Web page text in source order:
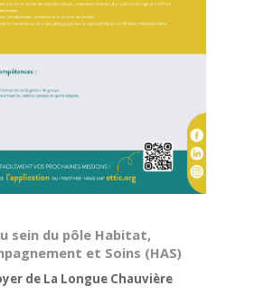
sein du pôle Habitat,
et Soins (HAS)
de La Longue Chauvière